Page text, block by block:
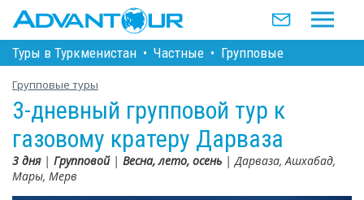
Туры в Туркменистан • Частные • Групповые
Групповые туры
3-дневный групповой тур к
газовому кратеру Дарваза
3 дня| Групповой| Весна, лето, осень | Дарваза, Ашхабад,
Мары, Мерв